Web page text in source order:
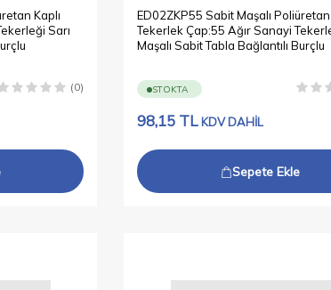
Kaplı
Sarı
(0)
ED02ZKP55 Sabit Maşalı Poliüretan
Tekerlek Çap:55 Ağır Sanayi
Maşalı Sabit Tabla Bağlantılı Burçlu
STOKTA
98,15 TL KDV DAHİL
Sepete Ekle